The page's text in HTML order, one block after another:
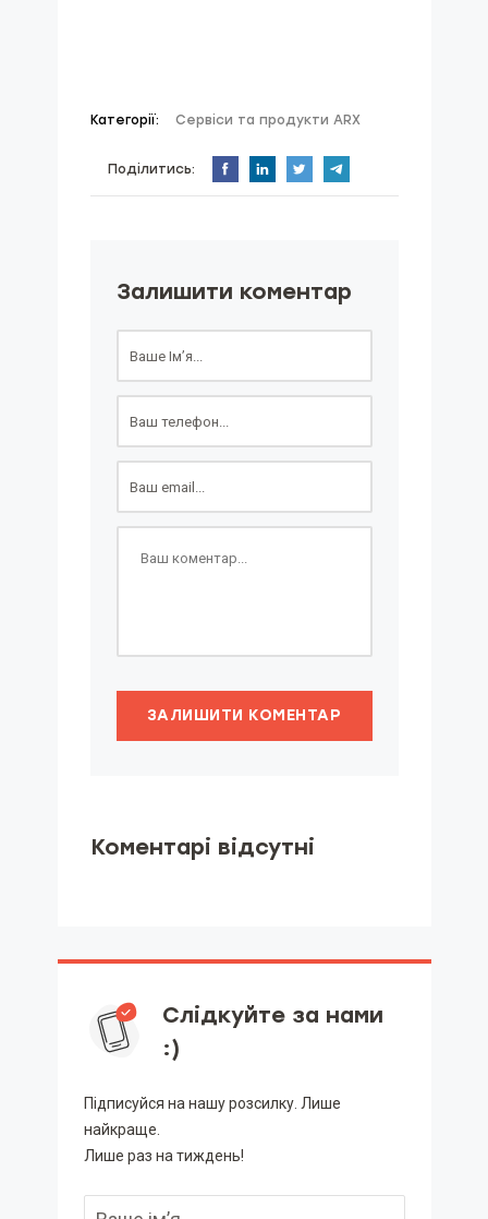
Категорії: Cервіси та продукти ARX
Поділитись:
Залишити коментар
ЗАЛИШИТИ КОМЕНТАР
Коментарі відсутні
Слідкуйте за нами
:)
Підписуйся на нашу розсилку. Лише
найкраще.
Лише раз на тиждень!